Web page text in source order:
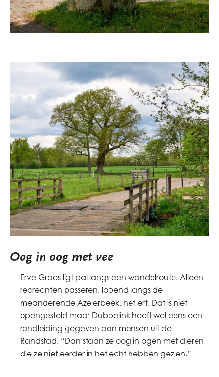
Oog in oog met vee
Erve Graes ligt pal langs een wandelroute. Alleen
recreanten passeren, lopend langs de
meanderende Azelerbeek, het erf. Dat is niet
opengesteld maar Dubbelink heeft wel eens een
rondleiding gegeven aan mensen uit de
Randstad. “Dan staan ze oog in ogen met dieren
die ze niet eerder in het echt hebben gezien.”